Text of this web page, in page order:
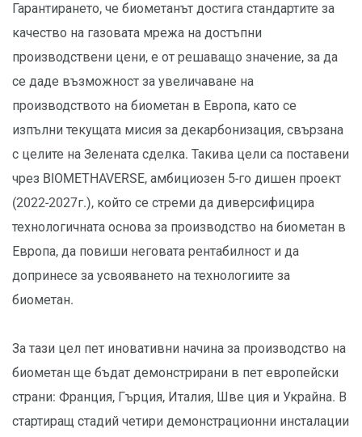
Гарантирането, че биометанът достига стандартите за
качество на газовата мрежа на достъпни
производствени цени, е от решаващо значение, за да
се даде възможност за увеличаване на
производството на биометан в Европа, като се
изпълни текущата мисия за декарбонизация, свързана
с целите на Зелената сделка. Такива цели са поставени
чрез BIOMETHAVERSE, амбициозен 5-го дишен проект
(2022-2027г.), който се стреми да диверсифицира
технологичната основа за производство на биометан в
Европа, да повиши неговата рентабилност и да
допринесе за усвояването на технологиите за
биометан.
За тази цел пет иновативни начина за производство на
биометан ще бъдат демонстрирани в пет европейски
страни: Франция, Гърция, Италия, Шве ция и Украйна. В
стартиращ стадий четири демонстрационни инсталации